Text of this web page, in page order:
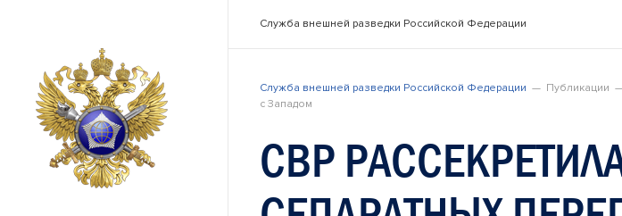
Служба внешней разведки Российской Федерации
Служба внешней разведки Российской Федерации Публикации
с Западом
СВР